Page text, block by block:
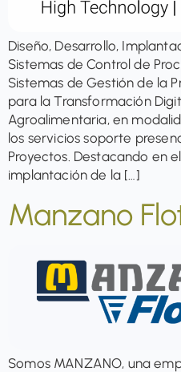
Diseño, Desarrollo,
Sistemas de Control de
Sistemas de Gestión de la
para la Transformación
Agroalimentaria, en
los servicios soporte
Proyectos. Destacando en
implantación de la […]
Manzano
Somos MANZANO, una